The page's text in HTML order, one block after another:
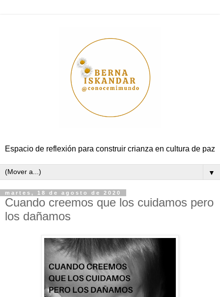
Espacio de reflexión para construir crianza en cultura de paz
▼
martes, 18 de agosto de 2020
Cuando creemos que los cuidamos pero
los dañamos